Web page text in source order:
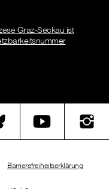
Graz-Seckau ist
Barrierefreiheitserklärung